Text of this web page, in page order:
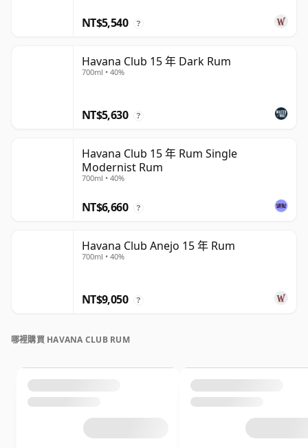
NT$5,540 ?
Havana Club 15 年 Dark Rum
700ml • 40%
NT$5,630 ?
Havana Club 15 年 Rum Single
Modernist Rum
700ml • 40%
NT$6,660 ?
Havana Club Anejo 15 年 Rum
700ml • 40%
NT$9,050 ?
哪裡購買 HAVANA CLUB RUM